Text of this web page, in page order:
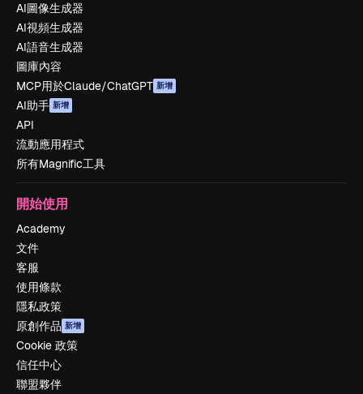
AI圖像生成器
AI視頻生成器
AI語音生成器
圖庫內容
MCP用於Claude/ChatGPT 新增
AI助手 新增
API
流動應用程式
所有Magnific工具
開始使用
Academy
文件
客服
使用條款
隱私政策
原創作品 新增
Cookie 政策
信任中心
聯盟夥伴